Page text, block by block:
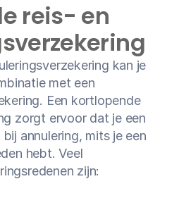
reis- en
kan je
met een
Een kortlopende
zorgt ervoor dat je een
annulering, mits je een
hebt. Veel
zijn: